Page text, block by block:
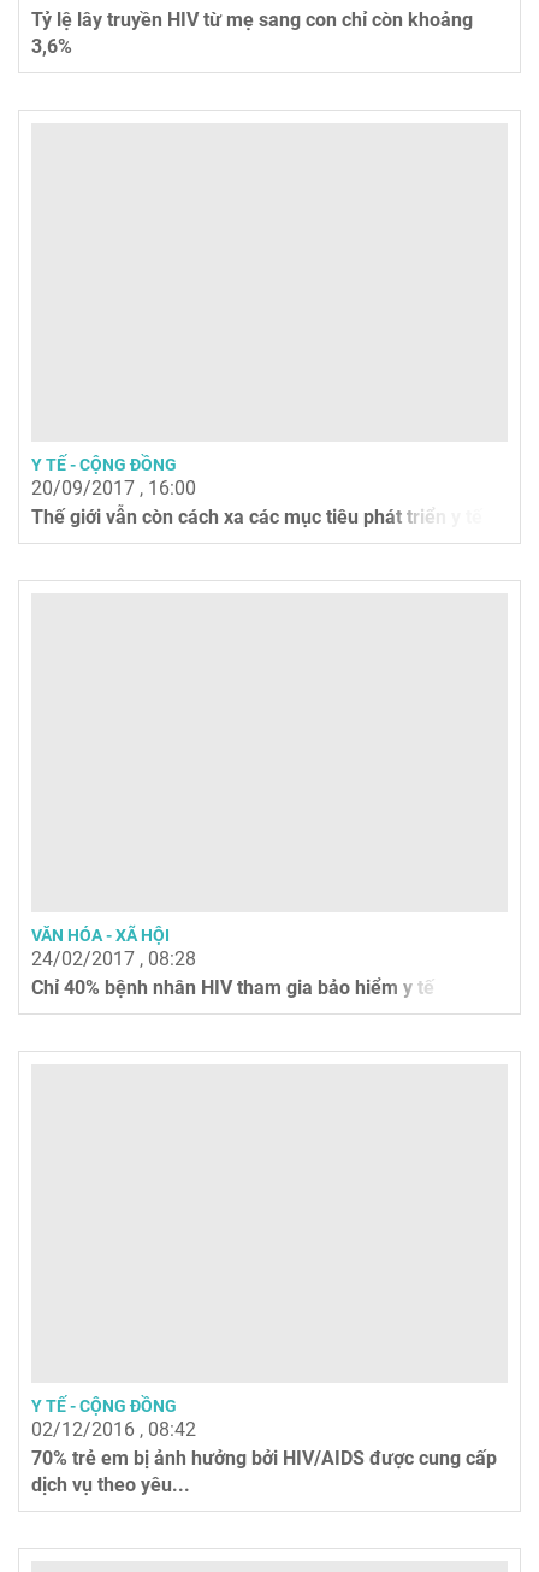
Tỷ lệ lây truyền HIV từ mẹ sang con chỉ còn khoảng
3,6%
Y TẾ - CỘNG ĐỒNG
20/09/2017 , 16:00
Thế giới vẫn còn cách xa các mục tiêu phát triển y tế
VĂN HÓA - XÃ HỘI
24/02/2017 , 08:28
Chỉ 40% bệnh nhân HIV tham gia bảo hiểm y tế
Y TẾ - CỘNG ĐỒNG
02/12/2016 , 08:42
70% trẻ em bị ảnh hưởng bởi HIV/AIDS được cung cấp
dịch vụ theo yêu...